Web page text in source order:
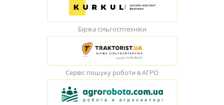
Біржа сільгосптехніки
Сервіс пошуку роботи в АГРО